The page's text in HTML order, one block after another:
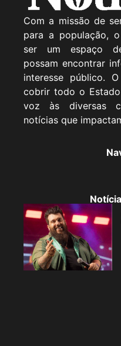
Com a missão de
para a população,
ser um espaço
possam encontrar
interesse público.
cobrir todo o
voz às diversas
notícias que